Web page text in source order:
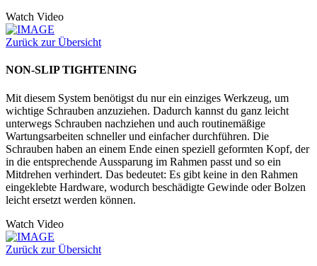
Watch Video
Zurück zur Übersicht
NON-SLIP TIGHTENING
Mit diesem System benötigst du nur ein einziges Werkzeug, um
wichtige Schrauben anzuziehen. Dadurch kannst du ganz leicht
unterwegs Schrauben nachziehen und auch routinemäßige
Wartungsarbeiten schneller und einfacher durchführen. Die
Schrauben haben an einem Ende einen speziell geformten Kopf, der
in die entsprechende Aussparung im Rahmen passt und so ein
Mitdrehen verhindert. Das bedeutet: Es gibt keine in den Rahmen
eingeklebte Hardware, wodurch beschädigte Gewinde oder Bolzen
leicht ersetzt werden können.
Watch Video
Zurück zur Übersicht